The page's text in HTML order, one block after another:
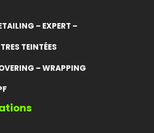
– EXPERT –
TEINTÉES
– WRAPPING